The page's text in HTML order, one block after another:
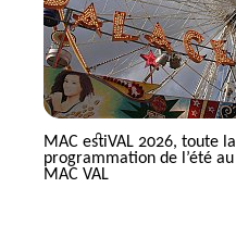
MAC estiVAL 2026, toute la
programmation de l’été au
MAC VAL